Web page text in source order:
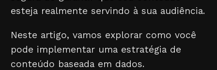
esteja realmente servindo à sua audiência.
Neste artigo, vamos explorar como você
pode implementar uma estratégia de
conteúdo baseada em dados.